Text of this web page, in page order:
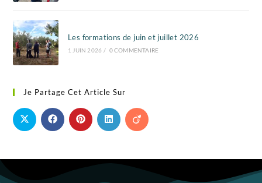
Les formations de juin et juillet 2026
1 JUIN 2026 / 0 COMMENTAIRE
Je Partage Cet Article Sur